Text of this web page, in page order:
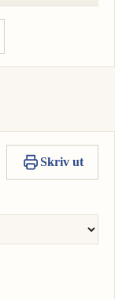
Skriv ut